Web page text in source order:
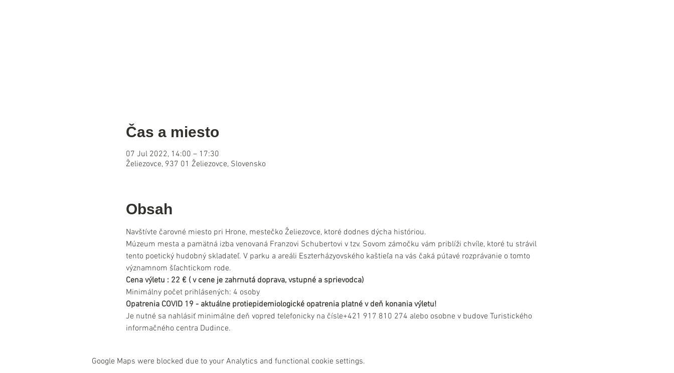
Čas a miesto
07 Jul 2022, 14:00 – 17:30
Želiezovce, 937 01 Želiezovce, Slovensko
Obsah
Navštívte čarovné miesto pri Hrone, mestečko Želiezovce, ktoré dodnes dýcha históriou.
Múzeum mesta a pamätná izba venovaná Franzovi Schubertovi v tzv. Sovom zámočku vám priblíži chvíle, ktoré tu strávil
tento poetický hudobný skladateľ. V parku a areáli Eszterházyovského kaštieľa na vás čaká pútavé rozprávanie o tomto
významnom šľachtickom rode.
Cena výletu : 22 € ( v cene je zahrnutá doprava, vstupné a sprievodca)
Minimálny počet prihlásených: 4 osoby
Opatrenia COVID 19 - aktuálne protiepidemiologické opatrenia platné v deň konania výletu!
Je nutné sa nahlásiť minimálne deň vopred telefonicky na čísle+421 917 810 274 alebo osobne v budove Turistického
informačného centra Dudince.
Google Maps were blocked due to your Analytics and functional cookie settings.